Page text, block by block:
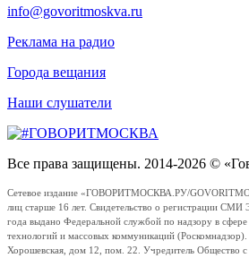
info@govoritmoskva.ru
Реклама на радио
Города вещания
Наши слушатели
Все права защищены. 2014-2026 ©
Сетевое издание «ГОВОРИТМОСКВА.РУ/
лиц старше 16 лет. Свидетельство о регистрации
года выдано Федеральной службой по надзору в
технологий и массовых коммуникаций
Хорошевская, дом 12, пом. 22. Учредитель Общество с